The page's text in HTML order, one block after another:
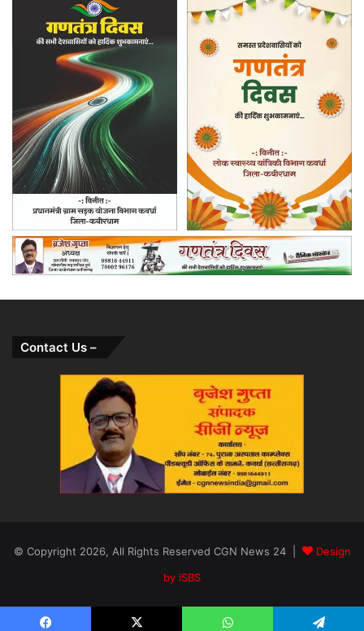
Contact Us –
© Copyright 2026, All Rights Reserved CGN News 24 |
Design
by iSBS